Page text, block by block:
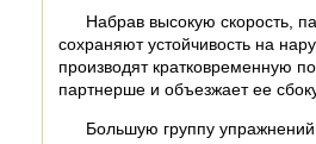
Набрав высокую скорость,
сохраняют устойчивость на
производят кратковременную
партнерше и объезжает ее
Большую группу